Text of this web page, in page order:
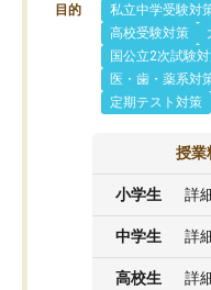
目的 私立中学受験対
高校受験対策
国公立2次試験
医・歯・薬系対
定期テスト対策
授業
小学生 詳
中学生 詳
高校生 詳